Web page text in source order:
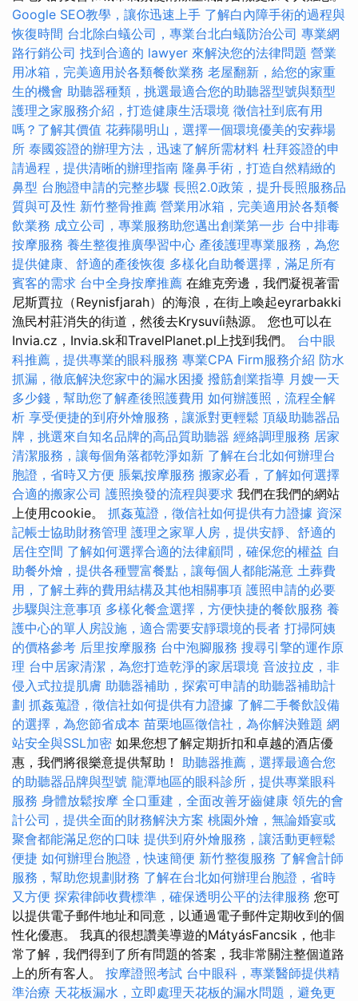
Google SEO教學，讓你迅速上手 了解白內障手術的過程與
恢復時間 台北除白蟻公司，專業台北白蟻防治公司 專業網
路行銷公司 找到合適的 lawyer 來解決您的法律問題 營業
用冰箱，完美適用於各類餐飲業務 老屋翻新，給您的家重
生的機會 助聽器種類，挑選最適合您的助聽器型號與類型
護理之家服務介紹，打造健康生活環境 徵信社到底有用
嗎？了解其價值 花葬陽明山，選擇一個環境優美的安葬場
所 泰國簽證的辦理方法，迅速了解所需材料 杜拜簽證的申
請過程，提供清晰的辦理指南 隆鼻手術，打造自然精緻的
鼻型 台胞證申請的完整步驟 長照2.0政策，提升長照服務品
質與可及性 新竹整骨推薦 營業用冰箱，完美適用於各類餐
飲業務 成立公司，專業服務助您邁出創業第一步 台中排毒
按摩服務 養生整復推廣學習中心 產後護理專業服務，為您
提供健康、舒適的產後恢復 多樣化自助餐選擇，滿足所有
賓客的需求 台中全身按摩推薦 在維克旁邊，我們凝視著雷
尼斯賈拉（Reynisfjarah）的海浪，在街上喚起eyrarbakki
漁民村莊消失的街道，然後去Krysuvíi熱源。 您也可以在
Invia.cz，Invia.sk和TravelPlanet.pl上找到我們。 台中眼
科推薦，提供專業的眼科服務 專業CPA Firm服務介紹 防水
抓漏，徹底解決您家中的漏水困擾 撥筋創業指導 月嫂一天
多少錢，幫助您了解產後照護費用 如何辦護照，流程全解
析 享受便捷的到府外燴服務，讓派對更輕鬆 頂級助聽器品
牌，挑選來自知名品牌的高品質助聽器 經絡調理服務 居家
清潔服務，讓每個角落都乾淨如新 了解在台北如何辦理台
胞證，省時又方便 脹氣按摩服務 搬家必看，了解如何選擇
合適的搬家公司 護照換發的流程與要求 我們在我們的網站
上使用cookie。 抓姦蒐證，徵信社如何提供有力證據 資深
記帳士協助財務管理 護理之家單人房，提供安靜、舒適的
居住空間 了解如何選擇合適的法律顧問，確保您的權益 自
助餐外燴，提供各種豐富餐點，讓每個人都能滿意 土葬費
用，了解土葬的費用結構及其他相關事項 護照申請的必要
步驟與注意事項 多樣化餐盒選擇，方便快捷的餐飲服務 養
護中心的單人房設施，適合需要安靜環境的長者 打掃阿姨
的價格參考 后里按摩服務 台中泡腳服務 搜尋引擎的運作原
理 台中居家清潔，為您打造乾淨的家居環境 音波拉皮，非
侵入式拉提肌膚 助聽器補助，探索可申請的助聽器補助計
劃 抓姦蒐證，徵信社如何提供有力證據 了解二手餐飲設備
的選擇，為您節省成本 苗栗地區徵信社，為你解決難題 網
站安全與SSL加密 如果您想了解定期折扣和卓越的酒店優
惠，我們將很樂意提供幫助！ 助聽器推薦，選擇最適合您
的助聽器品牌與型號 龍潭地區的眼科診所，提供專業眼科
服務 身體放鬆按摩 全口重建，全面改善牙齒健康 領先的會
計公司，提供全面的財務解決方案 桃園外燴，無論婚宴或
聚會都能滿足您的口味 提供到府外燴服務，讓活動更輕鬆
便捷 如何辦理台胞證，快速簡便 新竹整復服務 了解會計師
服務，幫助您規劃財務 了解在台北如何辦理台胞證，省時
又方便 探索律師收費標準，確保透明公平的法律服務 您可
以提供電子郵件地址和同意，以通過電子郵件定期收到的個
性化優惠。 我真的很想讚美導遊的MátyásFancsik，他非
常了解，我們得到了所有問題的答案，我非常關注整個道路
上的所有客人。 按摩證照考試 台中眼科，專業醫師提供精
準治療 天花板漏水，立即處理天花板的漏水問題，避免更